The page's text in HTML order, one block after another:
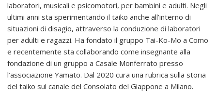
laboratori, musicali e psicomotori, per bambini e adulti. Negli
ultimi anni sta sperimentando il taiko anche all’interno di
situazioni di disagio, attraverso la conduzione di laboratori
per adulti e ragazzi. Ha fondato il gruppo Tai-Ko-Mo a Como
e recentemente sta collaborando come insegnante alla
fondazione di un gruppo a Casale Monferrato presso
l’associazione Yamato. Dal 2020 cura una rubrica sulla storia
del taiko sul canale del Consolato del Giappone a Milano.